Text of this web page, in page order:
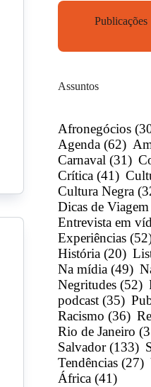
Publicações
Assuntos
Afronegócios
Agenda (62)
Carnaval (31)
Crítica (41)
Cultura Negra
Dicas de Viagem
Entrevista em
Experiências
História (20)
Na mídia (49)
Negritudes (52)
podcast (35)
Racismo (36)
Rio de Janeiro
Salvador (133)
Tendências (27)
África (41)